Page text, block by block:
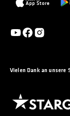
finden Sie in
App Store
Vielen Dank an unsere